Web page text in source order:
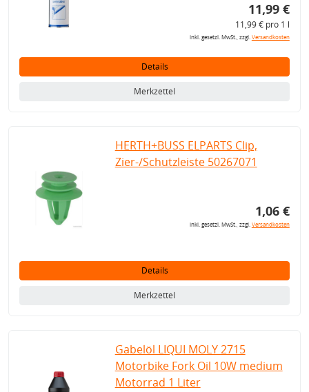
11,99 €
11,99 € pro 1 l
inkl. gesetzl. MwSt., zzgl.Versandkosten
Details
Merkzettel
HERTH+BUSS ELPARTS Clip,
Zier-/Schutzleiste 50267071
1,06 €
inkl. gesetzl. MwSt., zzgl.Versandkosten
Details
Merkzettel
Gabelöl LIQUI MOLY 2715
Motorbike Fork Oil 10W medium
Motorrad 1 Liter